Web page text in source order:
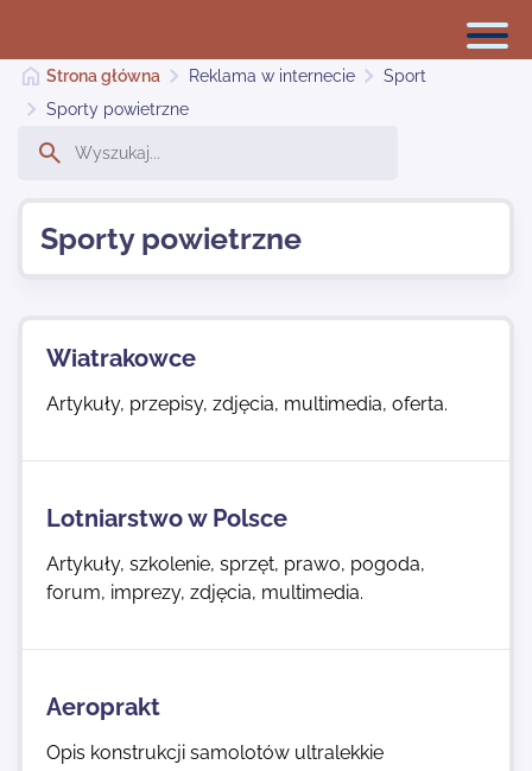
Dodaj stronę
Najnowsze
Kontakt
Strona główna Reklama w internecie
Sport
Sporty powietrzne
Sporty powietrzne
Wiatrakowce
Artykuły, przepisy, zdjęcia, multimedia, oferta.
Lotniarstwo w Polsce
Artykuły, szkolenie, sprzęt, prawo, pogoda,
forum, imprezy, zdjęcia, multimedia.
Aeroprakt
Opis konstrukcji samolotów ultralekkie